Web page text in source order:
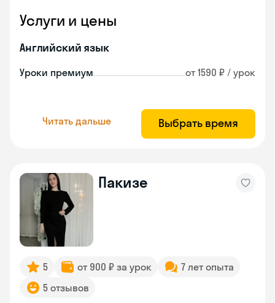
Услуги и цены
Английский язык
Уроки премиум от 1590 ₽ / урок
Читать дальше Выбрать время
Пакизе
5 от 900 ₽ за урок
7 лет опыта
5 отзывов